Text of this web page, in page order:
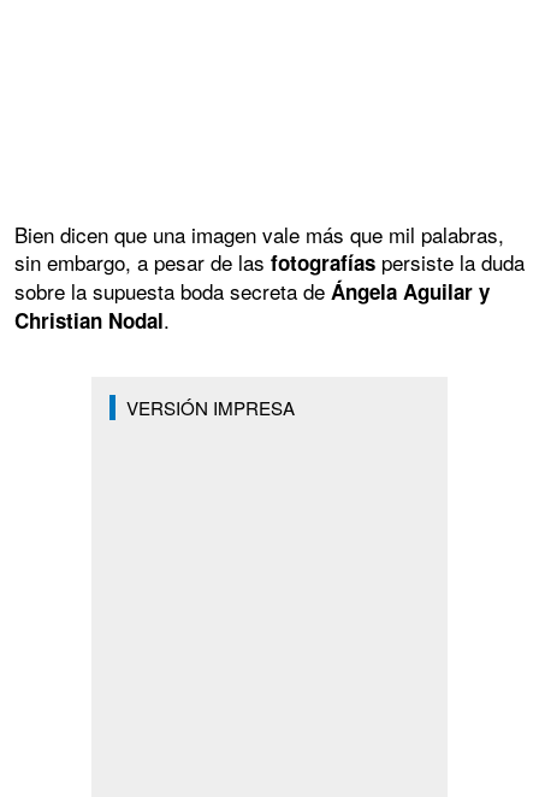
Bien dicen que una imagen vale más que mil palabras,
sin embargo, a pesar de las fotografías persiste la duda
sobre la supuesta boda secreta de Ángela Aguilar y
Christian Nodal.
VERSIÓN IMPRESA